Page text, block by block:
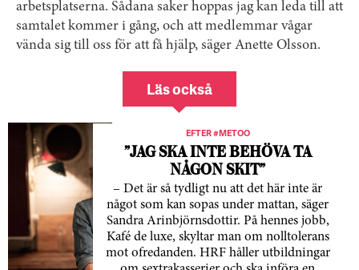
arbetsplatserna. Sådana saker hoppas jag kan leda till att
samtalet kommer i gång, och att medlemmar vågar
vända sig till oss för att få hjälp, säger Anette Olsson.
Läs också
EFTER #METOO
”JAG SKA INTE BEHÖVA TA
NÅGON SKIT”
– Det är så tydligt nu att det här inte är
något som kan sopas under mattan, säger
Sandra Arinbjörnsdottir. På hennes jobb,
Kafé de luxe, skyltar man om nolltolerans
mot ofredanden. HRF håller utbildningar